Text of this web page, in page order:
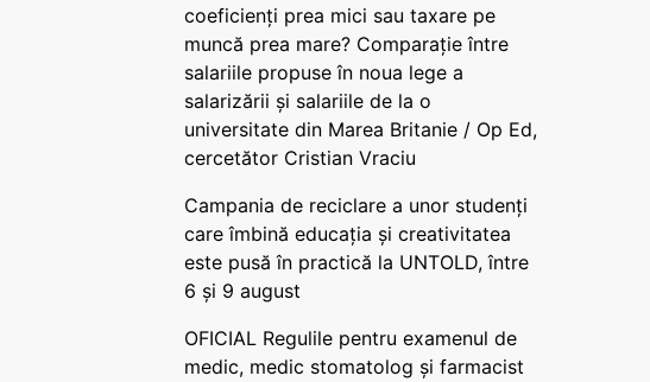
coeficienți prea mici sau taxare pe
muncă prea mare? Comparație între
salariile propuse în noua lege a
salarizării și salariile de la o
universitate din Marea Britanie / Op Ed,
cercetător Cristian Vraciu
Campania de reciclare a unor studenți
care îmbină educația și creativitatea
este pusă în practică la UNTOLD, între
6 și 9 august
OFICIAL Regulile pentru examenul de
medic, medic stomatolog și farmacist